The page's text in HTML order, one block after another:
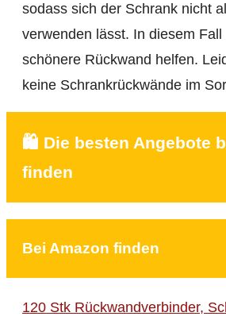
sodass sich der Schrank nicht
verwenden lässt. In diesem
schönere Rückwand helfen.
keine Schrankrückwände im
🛍️ Die besten Angebote
finden
Bei Amazon finden
120 Stk Rückwandverbinder,